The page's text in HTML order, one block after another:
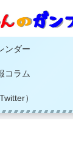
ンダー
コラム
）